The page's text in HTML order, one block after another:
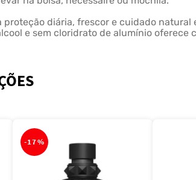
diária, frescor e cuidado
e sem cloridrato de alumínio oferece
-17%